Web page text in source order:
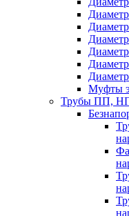
Муфты
Трубы ПП,